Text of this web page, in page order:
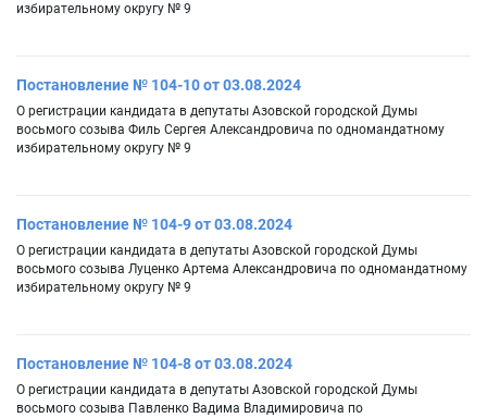
избирательному округу № 9
Постановление № 104-10 от 03.08.2024
О регистрации кандидата в депутаты Азовской городской Думы
восьмого созыва Филь Сергея Александровича по одномандатному
избирательному округу № 9
Постановление № 104-9 от 03.08.2024
О регистрации кандидата в депутаты Азовской городской Думы
восьмого созыва Луценко Артема Александровича по одномандатному
избирательному округу № 9
Постановление № 104-8 от 03.08.2024
О регистрации кандидата в депутаты Азовской городской Думы
восьмого созыва Павленко Вадима Владимировича по